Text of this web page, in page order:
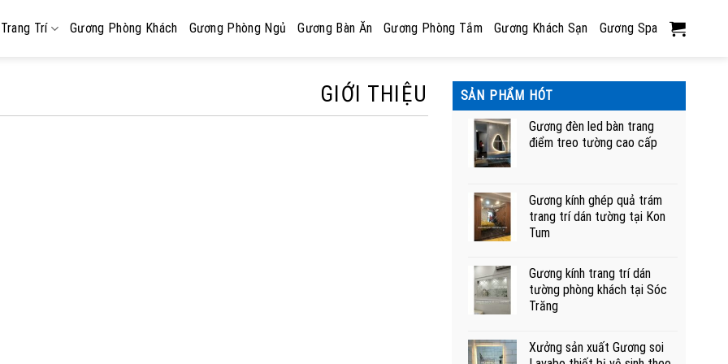
Trí Gương Phòng Khách Gương Phòng Ngủ Gương Bàn Ăn Gương Phòng Tắm Gương Khách Sạn Gương Spa
GIỚI THIỆU
SẢN PHẨM HÓT
Gương đèn led bàn trang
điểm treo tường cao cấp
Gương kính ghép quả trám
trang trí dán tường tại Kon
Tum
Gương kính trang trí dán
tường phòng khách tại Sóc
Trăng
Xưởng sản xuất Gương soi